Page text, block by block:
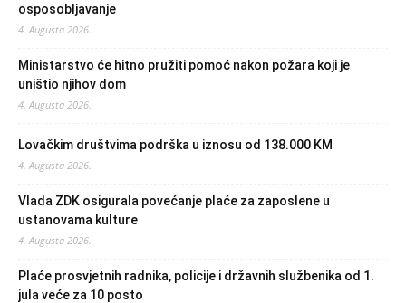
osposobljavanje
4. Augusta 2026.
Ministarstvo će hitno pružiti pomoć nakon požara koji je
uništio njihov dom
4. Augusta 2026.
Lovačkim društvima podrška u iznosu od 138.000 KM
4. Augusta 2026.
Vlada ZDK osigurala povećanje plaće za zaposlene u
ustanovama kulture
4. Augusta 2026.
Plaće prosvjetnih radnika, policije i državnih službenika od 1.
jula veće za 10 posto